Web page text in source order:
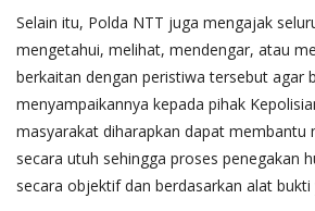
Selain itu, Polda NTT juga mengajak
mengetahui, melihat, mendengar, atau
berkaitan dengan peristiwa tersebut agar
menyampaikannya kepada pihak
masyarakat diharapkan dapat membantu
secara utuh sehingga proses penegakan
secara objektif dan berdasarkan alat bukti